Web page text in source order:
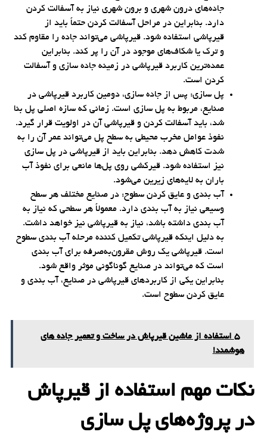
جاده‌های درون شهری و برون شهری نیاز به آسفالت کردن
دارد. بنابراین در مراحل آسفالت کردن حتماً باید از
قیرپاشی استفاده شود. قیرپاشی می‌تواند جاده را مقاوم کند
و ترک یا شکاف‌های موجود در آن را پر کند. بنابراین
عمده‌ترین کاربرد قیرپاشی در زمینه جاده سازی و آسفالت
کردن است.
پل سازی: پس از جاده سازی، دومین کاربرد قیرپاشی در
صنایع، مربوط به پل سازی است. زمانی که سازه اصلی پل بنا
شد، باید آسفالت کردن و قیرپاشی آن در اولویت قرار گیرد.
نفوذ عوامل مخرب محیطی به سطح پل می‌تواند عمر آن را به
شدت کاهش دهد. بنابراین باید از قیرپاشی در پل سازی
نیز استفاده شود. قیرکشی روی پل‌ها مانعی برای نفوذ آب
باران به لایه‌های زیرین می‌شود.
آب بندی و عایق کردن سطوح: در صنایع مختلف هر سطح
وسیعی نیاز به آب بندی دارد. معمولاً هر سطحی که نیاز به
آب بندی داشته باشد، نیاز به قیرپاشی نیز خواهد داشت.
به دلیل اینکه قیرپاشی تکمیل کننده مرحله آب بندی سطوح
است. قیرپاشی یک روش مقرون‌به‌صرفه برای آب بندی
است که می‌تواند در صنایع گوناگونی موثر واقع شود.
بنابراین یکی از کاربردهای قیرپاشی در صنایع، آب بندی و
عایق کردن سطوح است.
5 استفاده از ماشین قیرپاش در ساخت و تعمیر جاده‌ های
هوشمند!
نکات مهم استفاده از قیرپاش
در پروژه‌های پل سازی